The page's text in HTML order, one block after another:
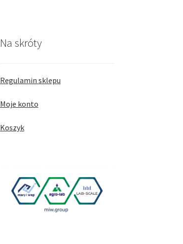
Na skróty
Regulamin sklepu
Moje konto
Koszyk